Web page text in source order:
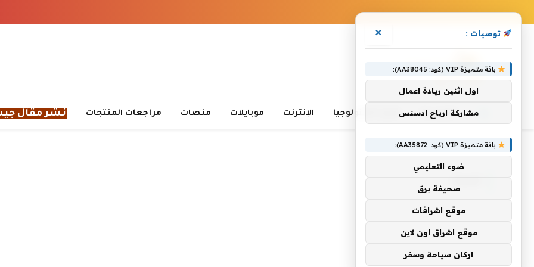
الرئيسية تعلم التكنولوجيا الإنترنت موبايلات منصات مراجعات المنتجات نشر مقال
الرئيسية» كينيث
توصيات : ×
باقة متميزة VIP (كود: AA38045):
اول اثنين ريادة اعمال
مشاركة ارباح ادسنس
باقة متميزة VIP (كود: AA35872):
ضوء التعليمي
صحيفة برق
موقع اشراقات
موقع اشراق اون لاين
اركان سياحة وسفر